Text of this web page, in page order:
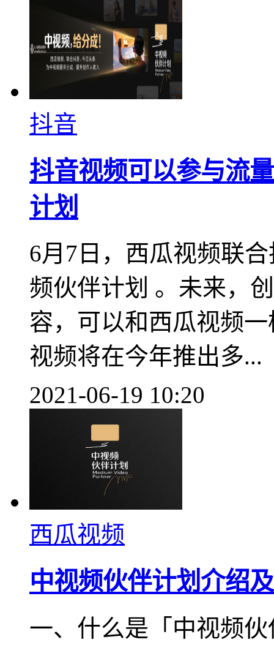
抖音
抖音视频可以参与流
计划
6月7日，西瓜视频联
频伙伴计划 。未来，
容，可以和西瓜视频
视频将在今年推出多...
2021-06-19 10:20
西瓜视频
中视频伙伴计划介绍
一、什么是「中视频